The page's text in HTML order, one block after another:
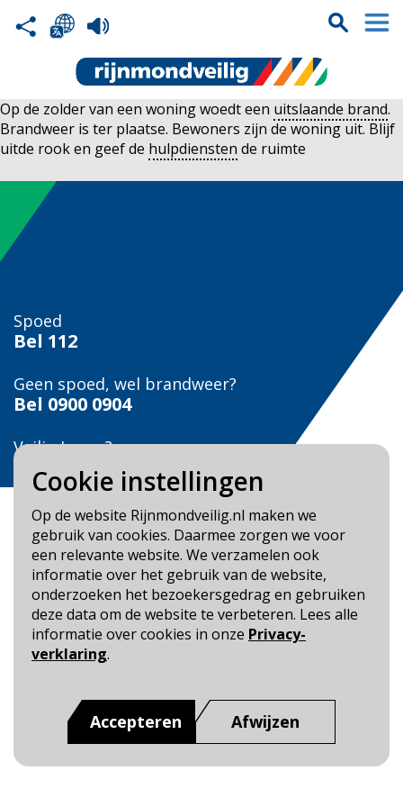
Cookie instellingen
Op de website Rijnmondveilig.nl maken we
gebruik van cookies. Daarmee zorgen we voor
een relevante website. We verzamelen ook
informatie over het gebruik van de website,
onderzoeken het bezoekersgedrag en gebruiken
deze data om de website te verbeteren. Lees alle
informatie over cookies in onze Privacy-
verklaring.
Accepteren Afwijzen
Op de zolder van een woning woedt een uitslaande brand.
Brandweer is ter plaatse. Bewoners zijn de woning uit. Blijf
uitde rook en geef de hulpdiensten de ruimte
Spoed
Bel 112
Geen spoed, wel brandweer?
Bel 0900 0904
Veilig Leven?
Bel 0900-8387
Blijf op de hoogte
Cookie- en Privacybeleid
Toegankelijkheid
Rijnmond